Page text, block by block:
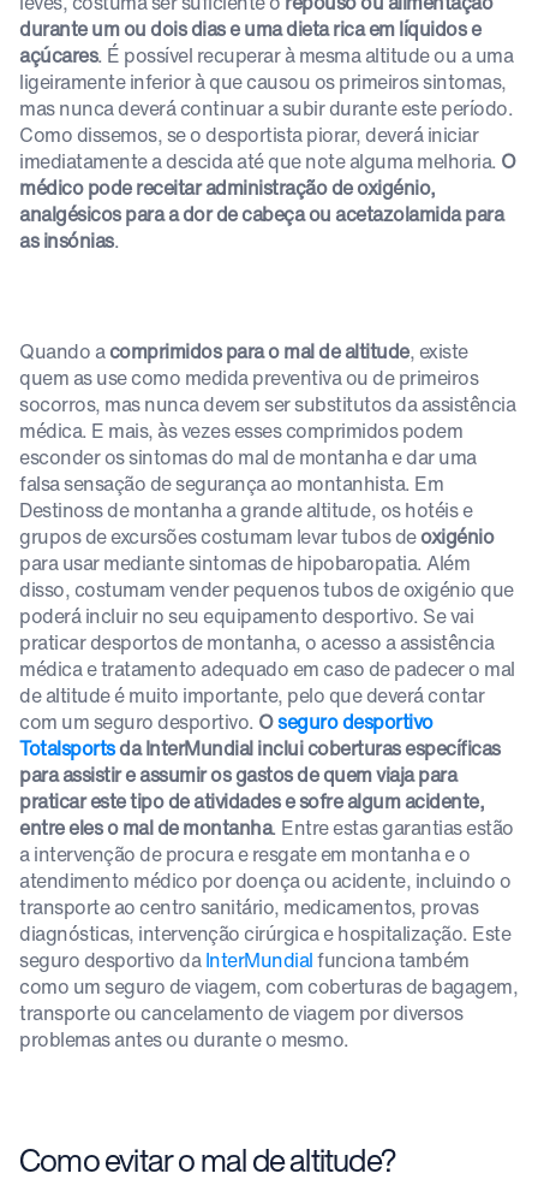
durante um ou dois dias e uma dieta rica em líquidos e
açúcares. É possível recuperar à mesma altitude ou a uma
ligeiramente inferior à que causou os primeiros sintomas,
mas nunca deverá continuar a subir durante este período.
Como dissemos, se o desportista piorar, deverá iniciar
imediatamente a descida até que note alguma melhoria. O
médico pode receitar administração de oxigénio,
analgésicos para a dor de cabeça ou acetazolamida para
as insónias.
Quando acomprimidos para o mal de altitude, existe
quem as use como medida preventiva ou de primeiros
socorros, mas nunca devem ser substitutos da assistência
médica. E mais, às vezes esses comprimidos podem
esconder os sintomas do mal de montanha e dar uma
falsa sensação de segurança ao montanhista. Em
Destinoss de montanha a grande altitude, os hotéis e
grupos de excursões costumam levar tubos deoxigénio
para usar mediante sintomas de hipobaropatia. Além
disso, costumam vender pequenos tubos de oxigénio que
poderá incluir no seu equipamento desportivo. Se vai
praticar desportos de montanha, o acesso a assistência
médica e tratamento adequado em caso de padecer o mal
de altitude é muito importante, pelo que deverá contar
com um seguro desportivo. Oseguro desportivo
Totalsportsda InterMundial inclui coberturas específicas
para assistir e assumir os gastos de quem viaja para
praticar este tipo de atividades e sofre algum acidente,
entre eles o mal de montanha. Entre estas garantias estão
a intervenção de procura e resgate em montanha e o
atendimento médico por doença ou acidente, incluindo o
transporte ao centro sanitário, medicamentos, provas
diagnósticas, intervenção cirúrgica e hospitalização. Este
seguro desportivo daInterMundialfunciona também
como um seguro de viagem, com coberturas de bagagem,
transporte ou cancelamento de viagem por diversos
problemas antes ou durante o mesmo.
Como evitar o mal de altitude?